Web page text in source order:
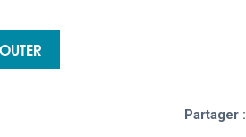
Partager :